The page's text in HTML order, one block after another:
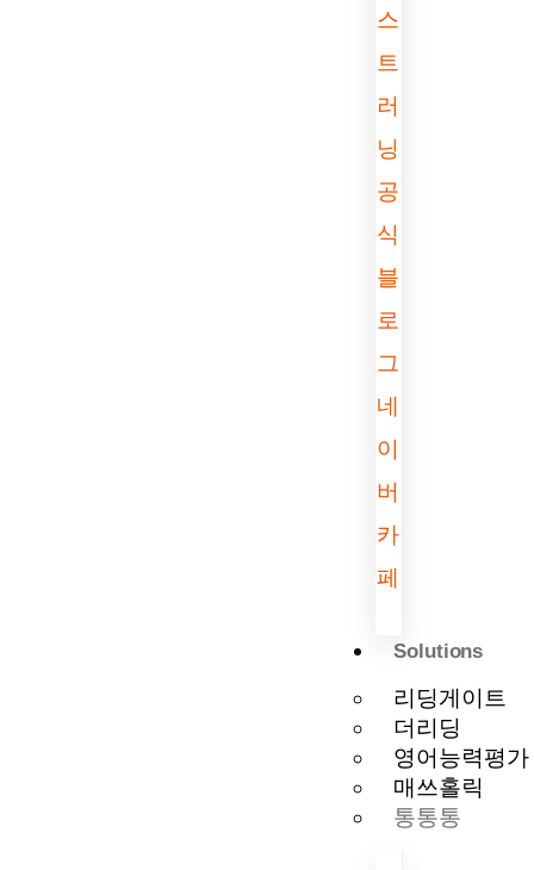
스
트
러
닝
공
식
블
로
그
네
이
버
카
페
Solutions
리딩게이트
더리딩
영어능력평가
매쓰홀릭
통통통